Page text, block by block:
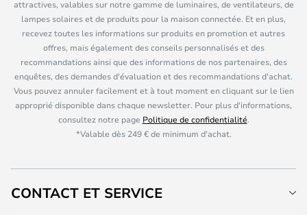
attractives, valables sur notre gamme de luminaires, de ventilateurs, de
lampes solaires et de produits pour la maison connectée. Et en plus,
recevez toutes les informations sur produits en promotion et autres
offres, mais également des conseils personnalisés et des
recommandations ainsi que des informations de nos partenaires, des
enquêtes, des demandes d'évaluation et des recommandations d'achat.
Vous pouvez annuler facilement et à tout moment en cliquant sur le lien
approprié disponible dans chaque newsletter. Pour plus d'informations,
consultez notre page Politique de confidentialité.
*Valable dès 249 € de minimum d'achat.
CONTACT ET SERVICE